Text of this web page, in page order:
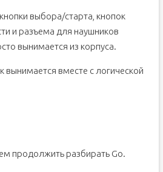
выбора/старта, кнопок
и разъема для наушников
вынимается из корпуса.
вместе с логической
продолжить разбирать Go.